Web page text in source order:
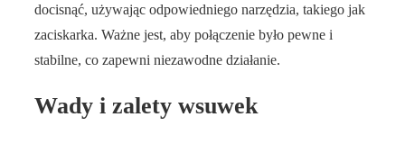
docisnąć, używając odpowiedniego narzędzia, takiego jak
zaciskarka. Ważne jest, aby połączenie było pewne i
stabilne, co zapewni niezawodne działanie.
Wady i zalety wsuwek